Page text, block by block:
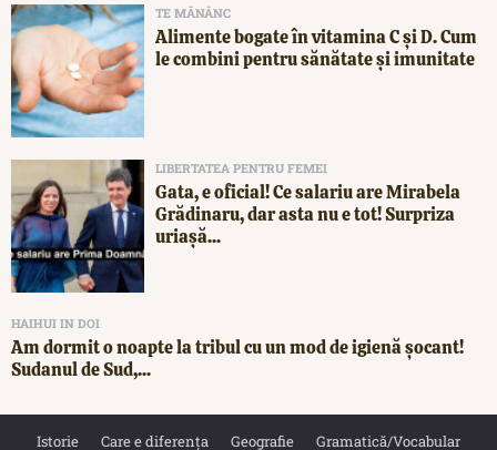
TE MĂNÂNC
Alimente bogate în vitamina C și D. Cum
le combini pentru sănătate și imunitate
LIBERTATEA PENTRU FEMEI
Gata, e oficial! Ce salariu are Mirabela
Grădinaru, dar asta nu e tot! Surpriza
uriașă...
HAIHUI IN DOI
Am dormit o noapte la tribul cu un mod de igienă șocant!
Sudanul de Sud,...
Istorie Care e diferența Geografie Gramatică/Vocabular